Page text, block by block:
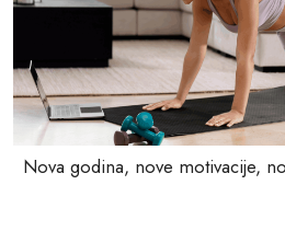
Nova godina, nove motivacije,